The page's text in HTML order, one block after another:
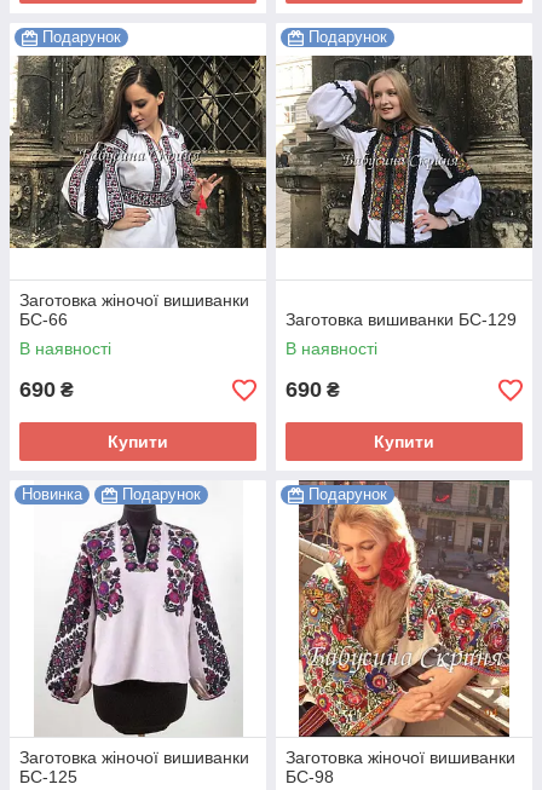
Подарунок
Заготовка жіночої вишиванки
БС-66
В наявності
690 ₴
Купити
Подарунок
Заготовка вишиванки БС-129
В наявності
690 ₴
Купити
Новинка Подарунок
Заготовка жіночої вишиванки
БС-125
Подарунок
Заготовка жіночої вишиванки
БС-98